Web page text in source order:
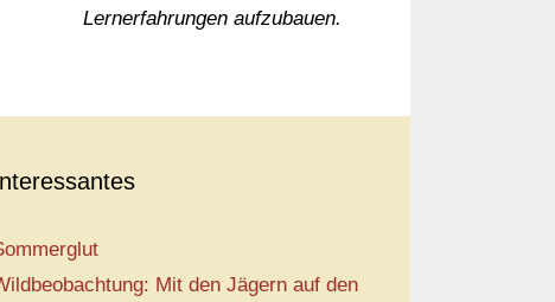
Lernerfahrungen aufzubauen.
Mit den Jägern auf den